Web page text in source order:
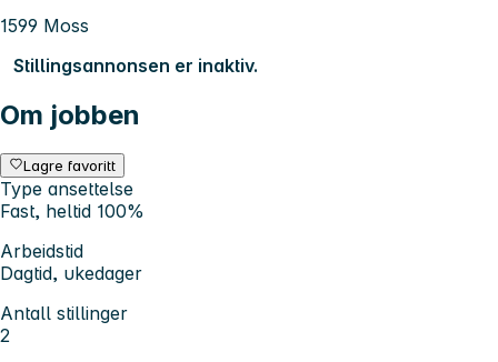
1599 Moss
Stillingsannonsen er inaktiv.
Om jobben
Lagre favoritt
Type ansettelse
Fast, heltid 100%
Arbeidstid
Dagtid, ukedager
Antall stillinger
2